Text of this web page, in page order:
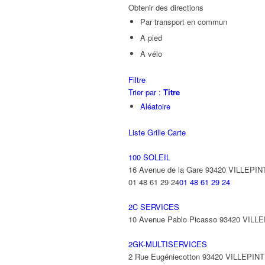
Obtenir des directions
Par transport en commun
A pied
À vélo
Filtre
Trier par : Titre
Aléatoire
Liste Grille Carte
100 SOLEIL
16 Avenue de la Gare 93420
01 48 61 29 2401 48 61 29 24
2C SERVICES
10 Avenue Pablo Picasso 93420
2GK-MULTISERVICES
2 Rue Eugéniecotton 93420